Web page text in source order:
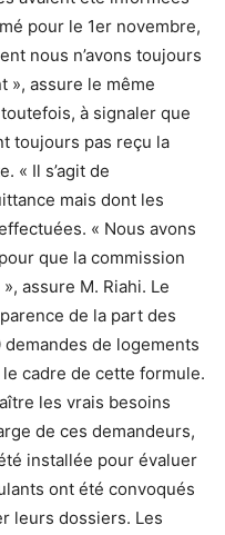
pour le 1er novembre,
nous n’avons toujours
», assure le même
à signaler que
toujours pas reçu la
« Il s’agit de
mais dont les
« Nous avons
que la commission
assure M. Riahi. Le
de la part des
de logements
cadre de cette formule.
les vrais besoins
de ces demandeurs,
installée pour évaluer
ont été convoqués
leurs dossiers. Les